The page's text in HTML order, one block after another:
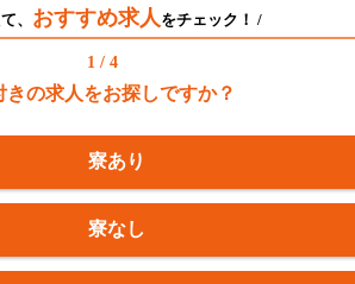
、 おすすめ求人 をチェック！ /
1 / 4
きの求人をお探しですか？
寮あり
寮なし